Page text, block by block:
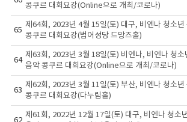
콩쿠르 대회요강(Online으로 개최/코로나)
65
제64회, 2023년 4월 15일(토) 대구, 비엔나 청소년
콩쿠르 대회요강(범어성당 드망즈홀)
64
제63회, 2023년 3월 18일(토) 비엔나, 비엔나 청소
음악 콩쿠르 대회요강(Online으로 개최/코로나)
63
제62회, 2023년 3월 11일(토) 부산, 비엔나 청소년
콩쿠르 대회요강(다누림홀)
62
제61회, 2022년 12월 17일(토) 대구, 비엔나 청소년